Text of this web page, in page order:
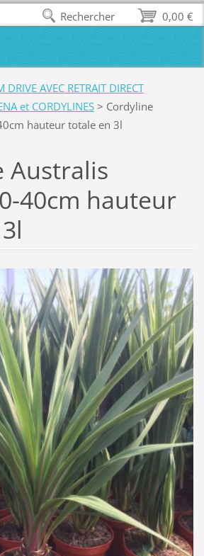
DRIVE AVEC RETRAIT DIRECT
et CORDYLINES > Cordyline
hauteur totale en 3l
Australis
40cm hauteur
0,00 €
Rechercher